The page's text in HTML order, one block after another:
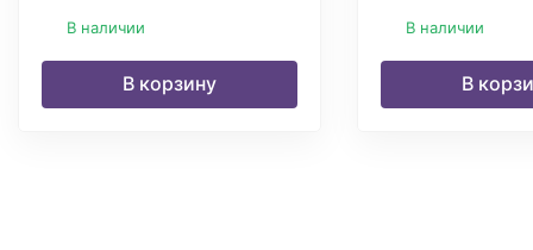
В наличии
В корзину
В наличии
В